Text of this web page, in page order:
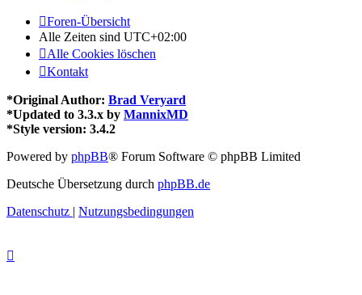
Foren-Übersicht
Alle Zeiten sind UTC+02:00
Alle Cookies löschen
Kontakt
*Original Author: Brad Veryard
*Updated to 3.3.x by MannixMD
*Style version: 3.4.2
Powered by phpBB® Forum Software © phpBB Limited
Deutsche Übersetzung durch phpBB.de
Datenschutz | Nutzungsbedingungen